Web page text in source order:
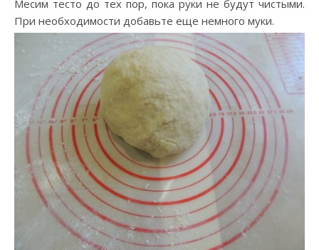
Месим тесто до тех пор, пока руки не будут чистыми.
При необходимости добавьте еще немного муки.